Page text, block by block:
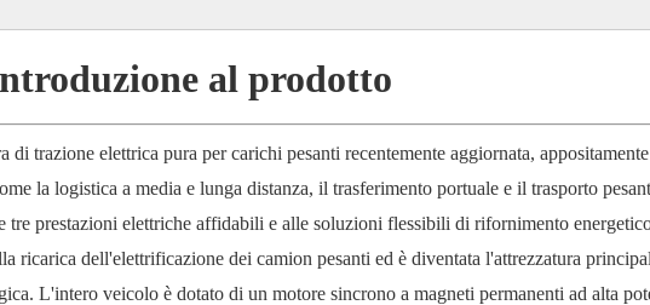
al prodotto
trazione elettrica pura per carichi pesanti recentemente aggiornata,
la logistica a media e lunga distanza, il trasferimento portuale e il trasporto
tre prestazioni elettriche affidabili e alle soluzioni flessibili di rifornimento
ricarica dell'elettrificazione dei camion pesanti ed è diventata l'attrezzatura
L'intero veicolo è dotato di un motore sincrono a magneti permanenti ad alta